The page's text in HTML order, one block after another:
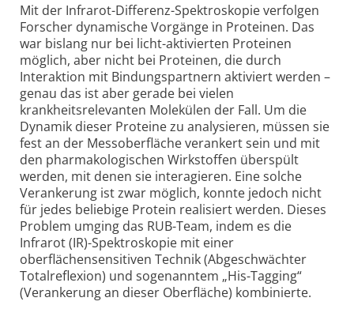
Mit der Infrarot-Differenz-Spektroskopie verfolgen
Forscher dynamische Vorgänge in Proteinen. Das
war bislang nur bei licht-aktivierten Proteinen
möglich, aber nicht bei Proteinen, die durch
Interaktion mit Bindungspartnern aktiviert werden –
genau das ist aber gerade bei vielen
krankheitsrelevanten Molekülen der Fall. Um die
Dynamik dieser Proteine zu analysieren, müssen sie
fest an der Messoberfläche verankert sein und mit
den pharmakologischen Wirkstoffen überspült
werden, mit denen sie interagieren. Eine solche
Verankerung ist zwar möglich, konnte jedoch nicht
für jedes beliebige Protein realisiert werden. Dieses
Problem umging das RUB-Team, indem es die
Infrarot (IR)-Spektroskopie mit einer
oberflächensensitiven Technik (Abgeschwächter
Totalreflexion) und sogenanntem „His-Tagging“
(Verankerung an dieser Oberfläche) kombinierte.